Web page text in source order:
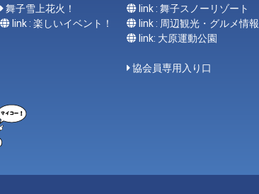
舞子雪上花火！
link : 楽しいイベント！
link : 舞子スノーリゾート
link : 周辺観光・グルメ情報
link: 大原運動公園
協会員専用入り口